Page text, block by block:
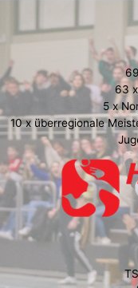
63
5 x
10 x überregionale